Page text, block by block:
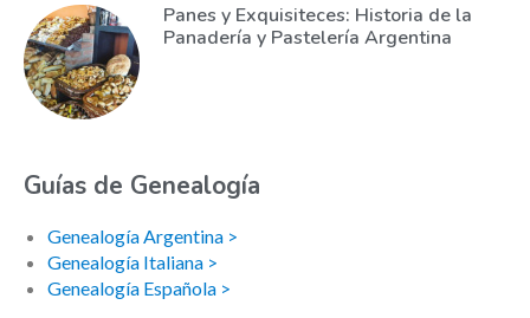
Panes y Exquisiteces: Historia de la
Panadería y Pastelería Argentina
Guías de Genealogía
Genealogía Argentina >
Genealogía Italiana >
Genealogía Española >